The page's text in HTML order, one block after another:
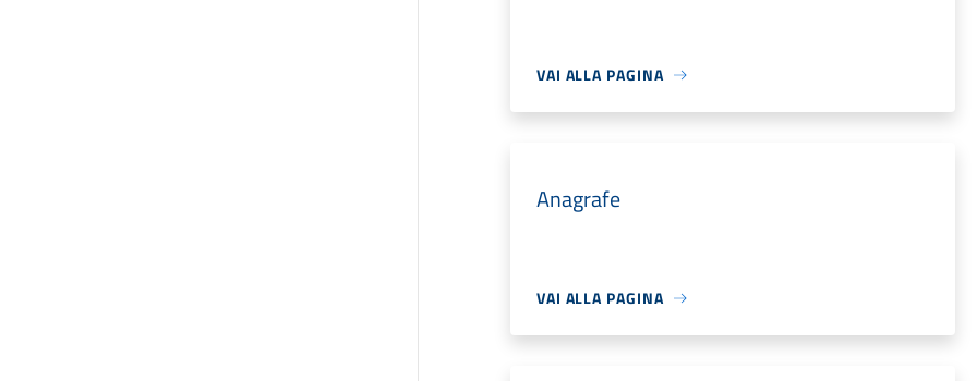
VAI ALLA PAGINA
Anagrafe
VAI ALLA PAGINA